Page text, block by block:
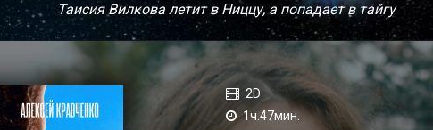
Таисия Вилкова летит в Ниццу, а попадает в тайгу
2D
1ч.47мин.